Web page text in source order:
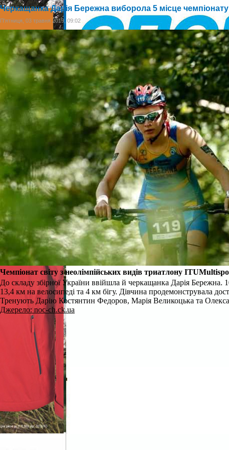
Черкащанка Дарія Бережна виборола 5 місце чемпіонату
П'ятниця, 03 травня 2019, 09:02
Чемпіонат світу з неолімпійських видів триатлону ITU
До складу збірної України ввійшла й черкащанка Дарія Бережна.
13,4 км на велосипеді та 4 км бігу. Дівчина продемонструвала
Тренують Дарію Костянтин Федоров, Марія Великоцька та
Джерело: noc-ch.ck.ua